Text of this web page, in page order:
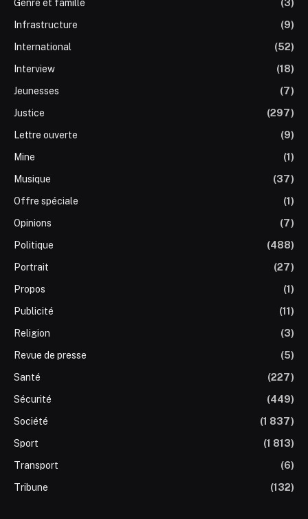
Genre et famille
(3)
Infrastructure
(9)
International
(52)
Interview
(18)
Jeunesses
(7)
Justice
(297)
Lettre ouverte
(9)
Mine
(1)
Musique
(37)
Offre spéciale
(1)
Opinions
(7)
Politique
(488)
Portrait
(27)
Propos
(1)
Publicité
(11)
Religion
(3)
Revue de presse
(5)
Santé
(227)
Sécurité
(449)
Société
(1 837)
Sport
(1 813)
Transport
(6)
Tribune
(132)